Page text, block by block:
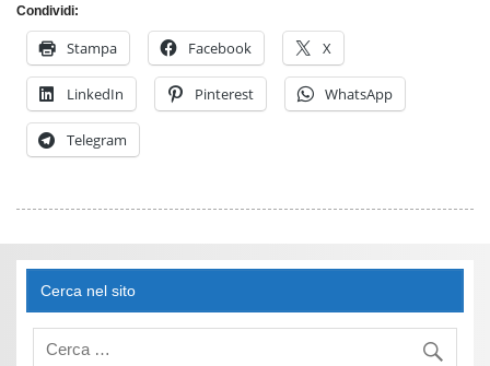
Condividi:
Stampa Facebook X
LinkedIn Pinterest WhatsApp
Telegram
Cerca nel sito